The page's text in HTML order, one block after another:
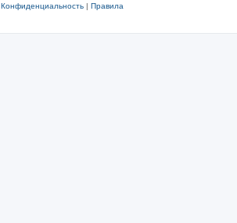
Конфиденциальность| Правила